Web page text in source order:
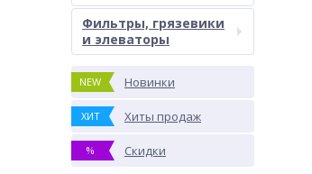
Фильтры, грязевики
и элеваторы
NEW Новинки
ХИТ Хиты продаж
% Скидки